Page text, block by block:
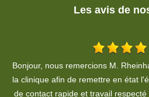
Les avis de
Prestation satisfaisante, le travail a
les délais. Rien à redire, et les